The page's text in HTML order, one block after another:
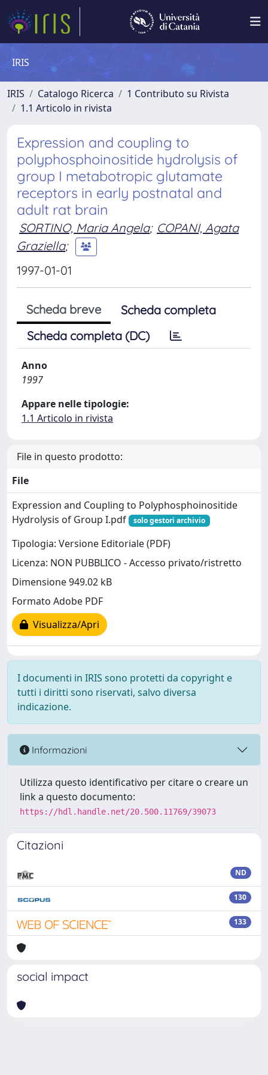
IRIS
IRIS Catalogo Ricerca
1 Contributo su Rivista
1.1 Articolo in rivista
Expression and coupling to
polyphosphoinositide hydrolysis of
group I metabotropic glutamate
receptors in early postnatal and
adult rat brain
SORTINO, Maria Angela; COPANI, Agata
Graziella;
1997-01-01
Scheda breve
Scheda completa
Scheda completa (DC)
Anno
1997
Appare nelle tipologie:
1.1 Articolo in rivista
File in questo prodotto:
File
Expression and Coupling to Polyphosphoinositide
Hydrolysis of Group I.pdf
solo gestori archivio
Tipologia: Versione Editoriale (PDF)
Licenza: NON PUBBLICO - Accesso privato/ristretto
Dimensione 949.02 kB
Formato Adobe PDF
Visualizza/Apri
I documenti in IRIS sono protetti da copyright e
tutti i diritti sono riservati, salvo diversa
indicazione.
Informazioni
Utilizza questo identificativo per citare o creare un
link a questo documento:
https://hdl.handle.net/20.500.11769/39073
Citazioni
ND
130
133
social impact